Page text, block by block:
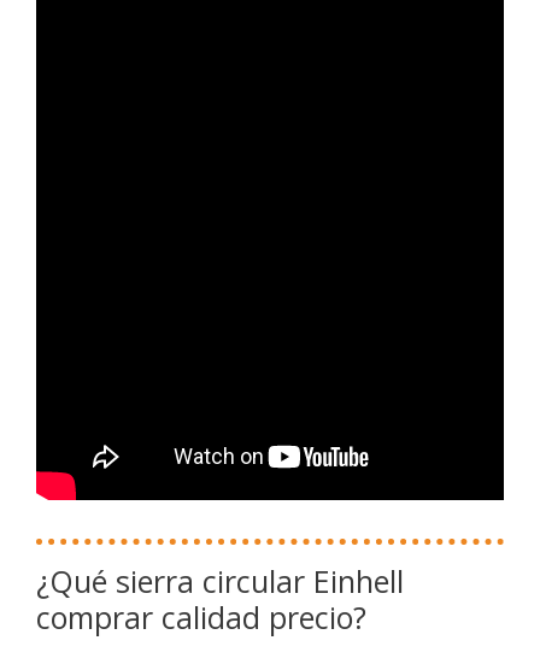
¿Qué sierra circular Einhell
comprar calidad precio?